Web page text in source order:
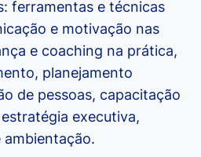
ferramentas e técnicas
e motivação nas
e coaching na prática,
planejamento
de pessoas, capacitação
executiva,
ambientação.